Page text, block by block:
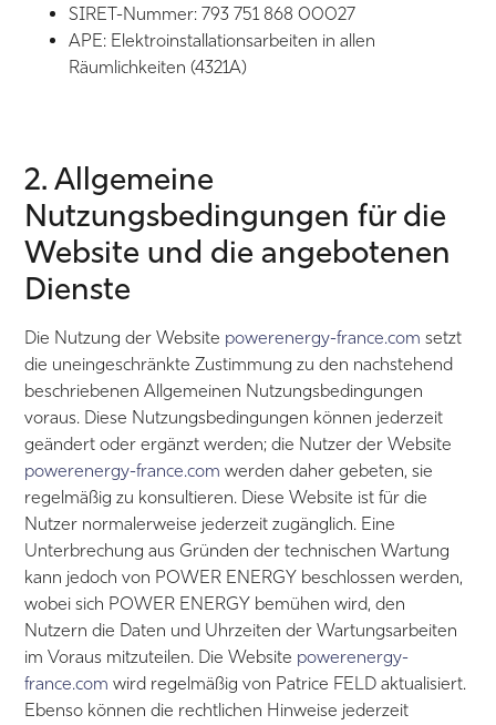
SIRET-Nummer: 793 751 868 00027
APE: Elektroinstallationsarbeiten in allen
Räumlichkeiten (4321A)
2. Allgemeine
Nutzungsbedingungen für die
Website und die angebotenen
Dienste
Die Nutzung der Website powerenergy-france.com setzt
die uneingeschränkte Zustimmung zu den nachstehend
beschriebenen Allgemeinen Nutzungsbedingungen
voraus. Diese Nutzungsbedingungen können jederzeit
geändert oder ergänzt werden; die Nutzer der Website
powerenergy-france.com werden daher gebeten, sie
regelmäßig zu konsultieren. Diese Website ist für die
Nutzer normalerweise jederzeit zugänglich. Eine
Unterbrechung aus Gründen der technischen Wartung
kann jedoch von POWER ENERGY beschlossen werden,
wobei sich POWER ENERGY bemühen wird, den
Nutzern die Daten und Uhrzeiten der Wartungsarbeiten
im Voraus mitzuteilen. Die Website powerenergy-
france.com wird regelmäßig von Patrice FELD aktualisiert.
Ebenso können die rechtlichen Hinweise jederzeit